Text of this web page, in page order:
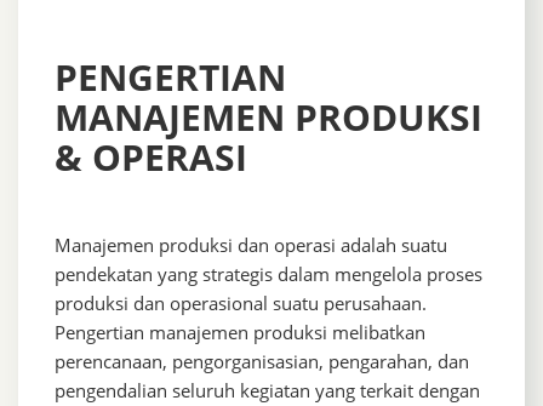
PENGERTIAN
MANAJEMEN PRODUKSI
& OPERASI
Manajemen produksi dan operasi adalah suatu
pendekatan yang strategis dalam mengelola proses
produksi dan operasional suatu perusahaan.
Pengertian manajemen produksi melibatkan
perencanaan, pengorganisasian, pengarahan, dan
pengendalian seluruh kegiatan yang terkait dengan